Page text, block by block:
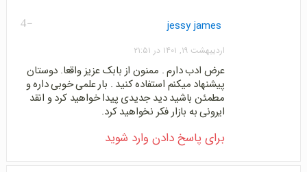
-4 jessy james
اردیبهشت ۱۹, ۱۴۰۱ در ۲۱:۵۱
عرض ادب دارم . ممنون از بابک عزیز واقعا. دوستان
پیشنهاد میکنم استفاده کنید . بار علمی خوبی داره و
مطمئن باشید دید جدیدی پیدا خواهید کرد و انقد
ایرونی به بازار فکر نخواهید کرد.
برای پاسخ دادن وارد شوید